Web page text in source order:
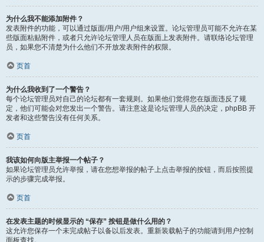
为什么我不能添加附件？
发表附件的功能，可以通过版面/用户/用户组来设置。论坛管理员可能不允许在某
些版面粘贴附件，或者只允许论坛管理人员在版面上发表附件。请联络论坛管理
员，如果您不清楚为什么他们不开放发表附件的权限。
页首
为什么我收到了一个警告？
每个论坛管理员对自己的论坛都有一套规则。如果他们觉得您在版面违反了规
定，他们可能会对您发出一个警告。请注意这是论坛管理人员的决定，phpBB 开
发者和这些警告没有任何关系。
页首
我该如何向版主举报一个帖子？
如果论坛管理员允许举报，请在您想举报的帖子上点击举报的按钮，而后按照提
示的步骤完成举报。
页首
在发表主题的时候显示的 “保存” 按钮是做什么用的？
这允许您保存一个未完成帖子以备以后发表。重新装载帖子的功能请到用户控制
面板查找。